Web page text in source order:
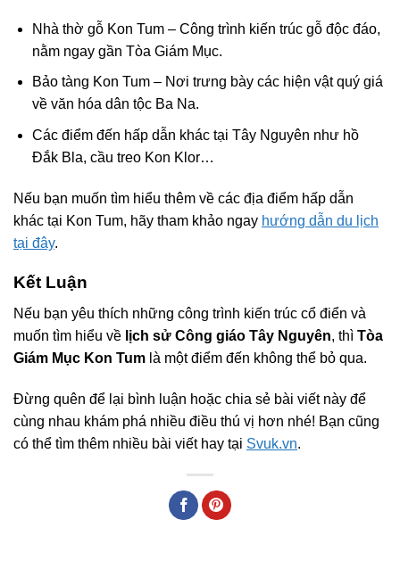
Nhà thờ gỗ Kon Tum – Công trình kiến trúc gỗ độc đáo,
nằm ngay gần Tòa Giám Mục.
Bảo tàng Kon Tum – Nơi trưng bày các hiện vật quý giá
về văn hóa dân tộc Ba Na.
Các điểm đến hấp dẫn khác tại Tây Nguyên như hồ
Đắk Bla, cầu treo Kon Klor…
Nếu bạn muốn tìm hiểu thêm về các địa điểm hấp dẫn
khác tại Kon Tum, hãy tham khảo ngay hướng dẫn du lịch
tại đây.
Kết Luận
Nếu bạn yêu thích những công trình kiến trúc cổ điển và
muốn tìm hiểu về lịch sử Công giáo Tây Nguyên, thì Tòa
Giám Mục Kon Tum là một điểm đến không thể bỏ qua.
Đừng quên để lại bình luận hoặc chia sẻ bài viết này để
cùng nhau khám phá nhiều điều thú vị hơn nhé! Bạn cũng
có thể tìm thêm nhiều bài viết hay tại Svuk.vn.